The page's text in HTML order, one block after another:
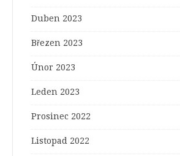
Duben 2023
Březen 2023
Únor 2023
Leden 2023
Prosinec 2022
Listopad 2022